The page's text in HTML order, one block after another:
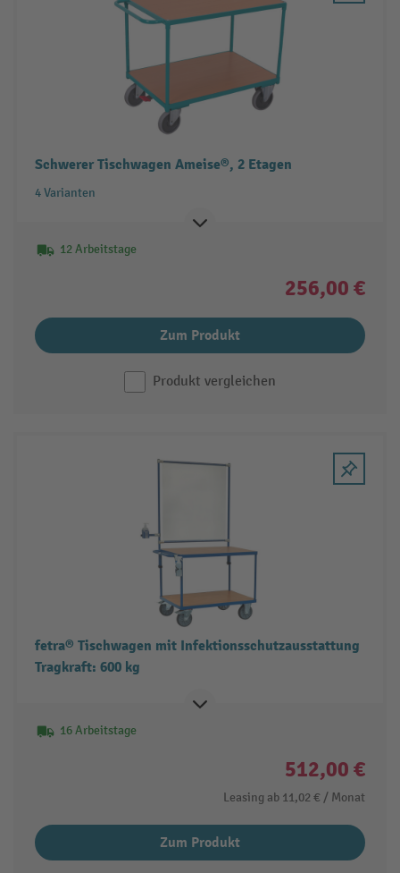
Schwerer Tischwagen Ameise®, 2 Etagen
4 Varianten
12 Arbeitstage
256,00 €
Zum Produkt
Produkt vergleichen
fetra® Tischwagen mit Infektionsschutzausstattung
Tragkraft: 600 kg
16 Arbeitstage
512,00 €
Leasing ab 11,02 € / Monat
Zum Produkt